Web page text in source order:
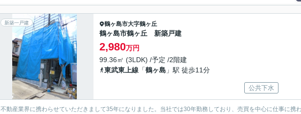
新築一戸建 鶴ヶ島市大字鶴ヶ丘
鶴ヶ島市鶴ヶ丘 新築戸建
2,980万円
99.36㎡ (3LDK) /予定 /2階建
東武東上線 「鶴ヶ島 」駅 徒歩11分
公共下水
不動産業界に携わらせていただきまして35年になりました。当社では30年勤務しており、売買を中心に仕事に携